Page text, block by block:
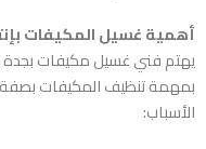
أهمية غسيل المكيفات
يهتمفني غسيل مكيفات بجدة
بمهمة تنظيف المكيفات
الأسباب: